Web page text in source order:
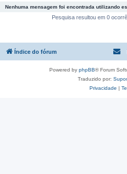
Nenhuma mensagem foi encontrada utilizando
Pesquisa resultou em 0
Índice do fórum
Powered by phpBB® Forum
Traduzido por:
Privacidade |